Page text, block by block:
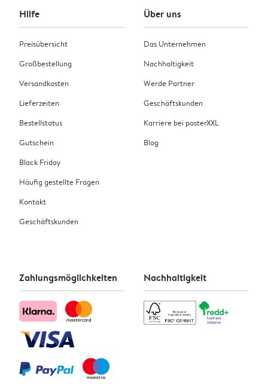
Hilfe
Preisübersicht
Großbestellung
Versandkosten
Lieferzeiten
Bestellstatus
Gutschein
Black Friday
Häufig gestellte Fragen
Kontakt
Geschäftskunden
Über uns
Das Unternehmen
Nachhaltigkeit
Werde Partner
Geschäftskunden
Karriere bei posterXXL
Blog
Zahlungsmöglichkeiten Nachhaltigkeit